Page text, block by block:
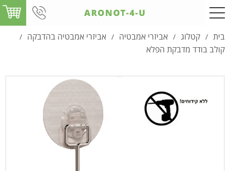
בית / קטלוג / אביזרי אמבטיה / אביזרי אמבטיה בהדבקה /
קולב בודד מדבקת הפלא